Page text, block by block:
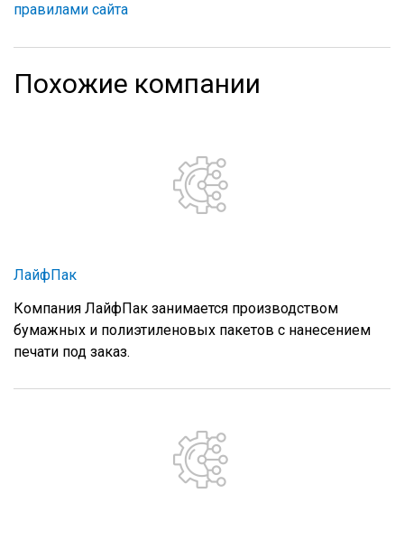
правилами сайта
Похожие компании
ЛайфПак
Компания ЛайфПак занимается производством
бумажных и полиэтиленовых пакетов с нанесением
печати под заказ.